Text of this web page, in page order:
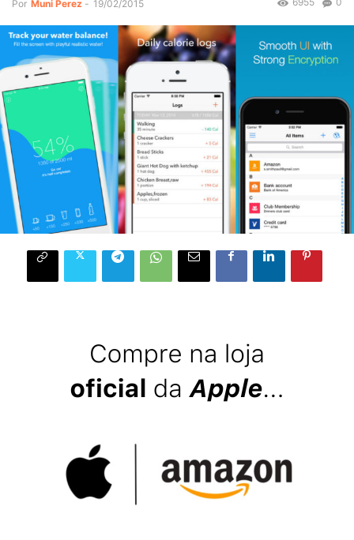
Por Muni Perez - 19/02/2015